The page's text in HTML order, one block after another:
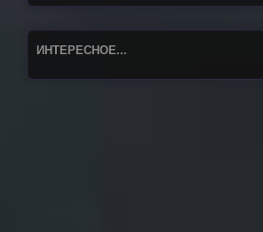
ИНТЕРЕСНОЕ...